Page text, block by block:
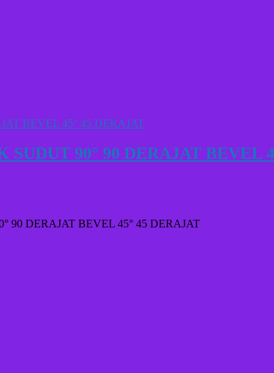
90° 90 DERAJAT BEVEL
90 DERAJAT BEVEL 45° 45 DERAJAT